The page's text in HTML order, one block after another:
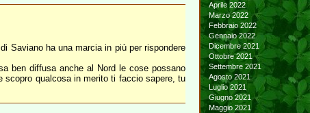
Saviano ha una marcia in più per rispondere
ben diffusa anche al Nord le cose possano
scopro qualcosa in merito ti faccio sapere, tu
Aprile 2022
Marzo 2022
Febbraio 2022
Gennaio 2022
Dicembre 2021
Ottobre 2021
Settembre 2021
Agosto 2021
Luglio 2021
Giugno 2021
Maggio 2021